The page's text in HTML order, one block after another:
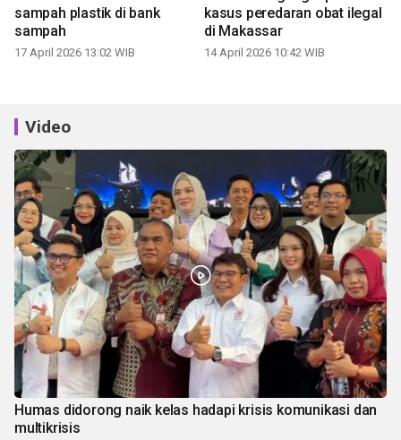
sampah plastik di bank
sampah
17 April 2026 13:02 WIB
kasus peredaran obat ilegal
di Makassar
14 April 2026 10:42 WIB
Video
Humas didorong naik kelas hadapi krisis komunikasi dan
multikrisis